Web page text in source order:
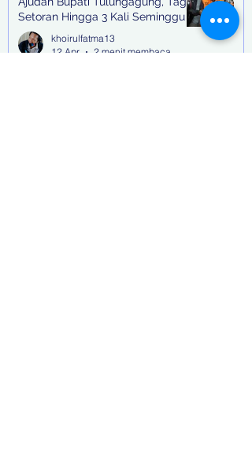
Setoran Hingga 3 Kali Seminggu
khoirulfatma13
12 Apr
2 menit membaca